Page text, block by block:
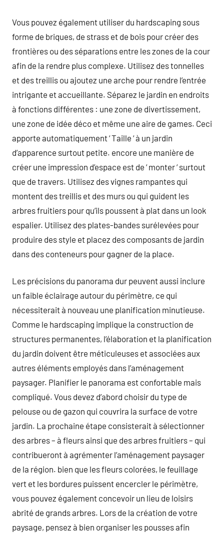
Vous pouvez également utiliser du hardscaping sous
forme de briques, de strass et de bois pour créer des
frontières ou des séparations entre les zones de la cour
afin de la rendre plus complexe. Utilisez des tonnelles
et des treillis ou ajoutez une arche pour rendre l’entrée
intrigante et accueillante. Séparez le jardin en endroits
à fonctions différentes : une zone de divertissement,
une zone de idée déco et même une aire de games. Ceci
apporte automatiquement ‘ Taille ‘ à un jardin
d’apparence surtout petite. encore une manière de
créer une impression d’espace est de ‘ monter ‘ surtout
que de travers. Utilisez des vignes rampantes qui
montent des treillis et des murs ou qui guident les
arbres fruitiers pour qu’ils poussent à plat dans un look
espalier. Utilisez des plates-bandes surélevées pour
produire des style et placez des composants de jardin
dans des conteneurs pour gagner de la place.
Les précisions du panorama dur peuvent aussi inclure
un faible éclairage autour du périmètre, ce qui
nécessiterait à nouveau une planification minutieuse.
Comme le hardscaping implique la construction de
structures permanentes, l’élaboration et la planification
du jardin doivent être méticuleuses et associées aux
autres éléments employés dans l’aménagement
paysager. Planifier le panorama est confortable mais
compliqué. Vous devez d’abord choisir du type de
pelouse ou de gazon qui couvrira la surface de votre
jardin. La prochaine étape consisterait à sélectionner
des arbres – à fleurs ainsi que des arbres fruitiers – qui
contribueront à agrémenter l’aménagement paysager
de la région. bien que les fleurs colorées, le feuillage
vert et les bordures puissent encercler le périmètre,
vous pouvez également concevoir un lieu de loisirs
abrité de grands arbres. Lors de la création de votre
paysage, pensez à bien organiser les pousses afin